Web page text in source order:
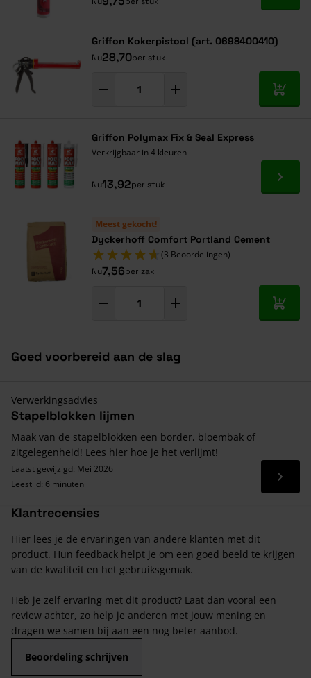
Griffon Kokerpistool (art. 0698400410)
Nu28,70per stuk
In
Griffon Polymax Fix & Seal Express
Verkrijgbaar in 4 kleuren
Nu13,92per stuk Ga
Meest gekocht!
Dyckerhoff Comfort Portland Cement
(3 Beoordelingen)
Nu7,56per zak
In
Goed voorbereid aan de slag
Verwerkingsadvies
Stapelblokken lijmen
Maak van de stapelblokken een border, bloembak of
zitgelegenheid! Lees hier hoe je het verlijmt!
Laatst gewijzigd: Mei 2026
Leestijd: 6 minuten
Lees
Klantrecensies
Hier lees je de ervaringen van andere klanten met dit
product. Hun feedback helpt je om een goed beeld te krijgen
van de kwaliteit en het gebruiksgemak.
Heb je zelf ervaring met dit product? Laat dan vooral een
review achter, zo help je anderen met jouw mening en
dragen we samen bij aan een nog beter aanbod.
Beoordeling schrijven